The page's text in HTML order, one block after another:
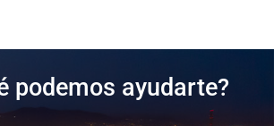
podemos ayudarte?